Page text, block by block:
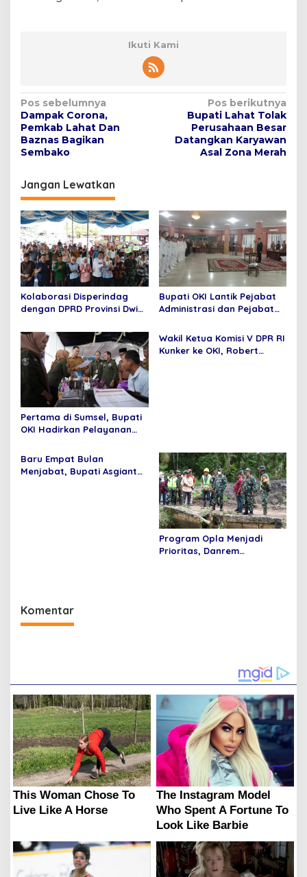
Ikuti Kami
N
a
v
g
a
s
i
p
o
s
Pos sebelumnya
Dampak Corona,
Pemkab Lahat Dan
Baznas Bagikan
Sembako
Pos berikutnya
Bupati Lahat Tolak
Perusahaan Besar
Datangkan Karyawan
Asal Zona Merah
Jangan Lewatkan
Kolaborasi Disperindag
dengan DPRD Provinsi Dwi
pasar murah,Bupati
Asgianto, S.T berikan
Apresiasi
Bupati OKI Lantik Pejabat
Administrasi dan Pejabat
Pertama di Sumsel, Bupati
OKI Hadirkan Pelayanan
Wakil Ketua Komisi V DPR RI
Kunker ke OKI, Robert
Baru Empat Bulan
Menjabat, Bupati Asgianto
Program Opla Menjadi
Prioritas, Danrem
Komentar